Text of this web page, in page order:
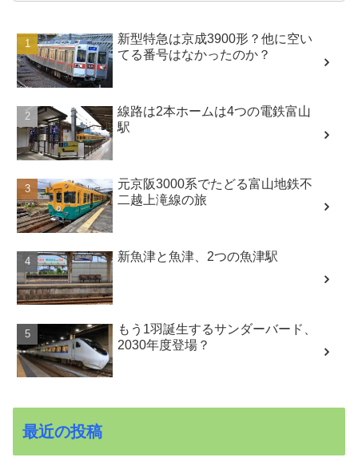
新型特急は京成3900形？他に空い
てる番号はなかったのか？
線路は2本ホームは4つの電鉄富山
駅
元京阪3000系でたどる富山地鉄不
二越上滝線の旅
新魚津と魚津、2つの魚津駅
もう1羽誕生するサンダーバード、
2030年度登場？
最近の投稿